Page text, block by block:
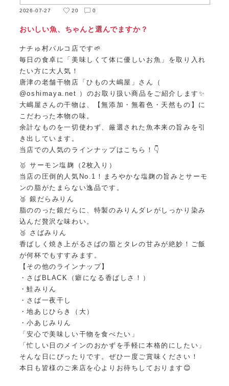
2026-07-27 20 0
おいしい魚、ちゃんと選んでますか？
ナチゅ村パルコ店です🌱
毎日の食卓に「美味しくて体に優しいお魚」を取り入れ
たい方に大人気！
唐津の老舗干物店「ひもの大嶋屋」さん（
@oshimaya.net ）のお取り扱い商品をご紹介します✨
大嶋屋さんの干物は、【無添加・無着色・天然もの】に
こだわった本物の味。
余計なものを一切使わず、厳選された魚本来の旨みを引
き出しています。
当店での人気のラインナップはこちら！👇
🥇 サーモン塩麹（2枚入り）
当店の圧倒的人気No.1！まろやかな塩麹の旨みとサーモ
ンの脂がたまらない逸品です。
🥈 銀だらみりん
脂ののった銀だらに、特製のみりんダレがしっかり染み
込んだ贅沢な味わい。
🥉 さばみりん
香ばしく焼き上がるさばの脂とタレの甘みが絶妙！ご飯
が何杯でもすすみます。
【その他のラインナップ】
・さばBLACK（癖になる香ばしさ！）
・鮭みりん
・さば一夜干し
・地あじひらき（大）
・小あじみりん
「安心で美味しい干物を食べたい」
「忙しい日のメインのおかずを手軽に本格的にしたい」
そんな日にぴったりです。ぜひ一度ご賞味ください！
本日も皆様のご来店を心よりお待ちしております😊